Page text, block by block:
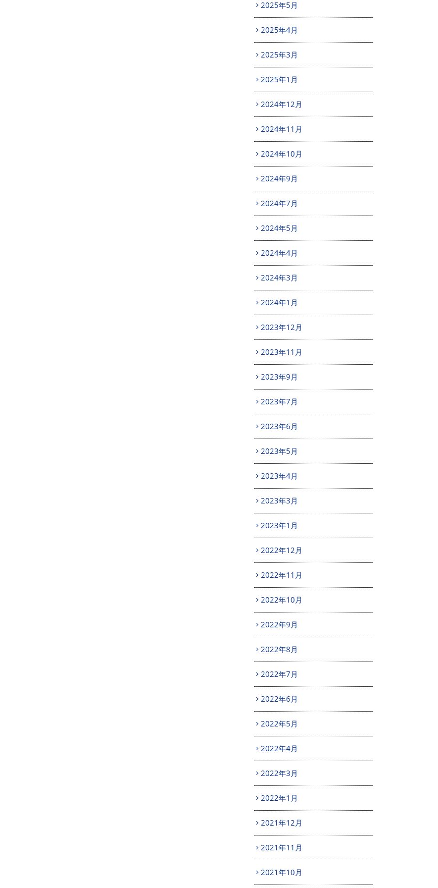
2025年5月
2025年4月
2025年3月
2025年1月
2024年12月
2024年11月
2024年10月
2024年9月
2024年7月
2024年5月
2024年4月
2024年3月
2024年1月
2023年12月
2023年11月
2023年9月
2023年7月
2023年6月
2023年5月
2023年4月
2023年3月
2023年1月
2022年12月
2022年11月
2022年10月
2022年9月
2022年8月
2022年7月
2022年6月
2022年5月
2022年4月
2022年3月
2022年1月
2021年12月
2021年11月
2021年10月